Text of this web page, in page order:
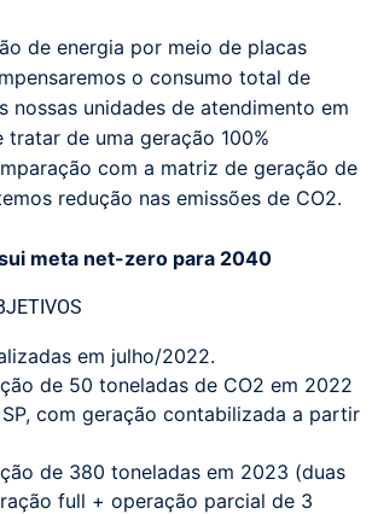
de energia por meio de placas
o consumo total de
nossas unidades de atendimento em
tratar de uma geração 100%
com a matriz de geração de
redução nas emissões de CO2.
meta net-zero para 2040
em julho/2022.
de 50 toneladas de CO2 em 2022
com geração contabilizada a partir
de 380 toneladas em 2023 (duas
full + operação parcial de 3